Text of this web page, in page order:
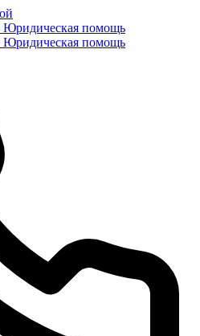
Юридическая помощь
Юридическая помощь